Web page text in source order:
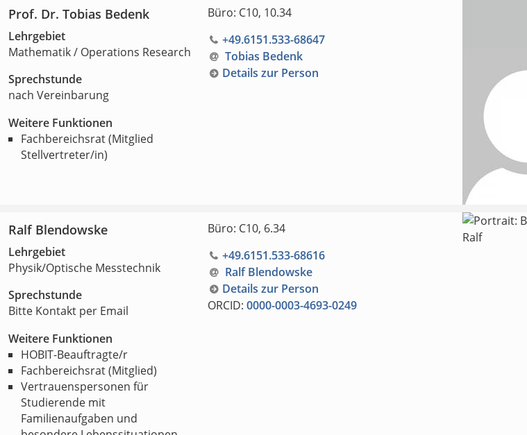
Prof. Dr. Tobias Bedenk
Lehrgebiet
Mathematik / Operations Research
Sprechstunde
nach Vereinbarung
Weitere Funktionen
Fachbereichsrat (Mitglied
Stellvertreter/in)
Büro: C10, 10.34
+49.6151.533-68647
Tobias Bedenk
Details zur Person
Ralf Blendowske
Lehrgebiet
Physik/Optische Messtechnik
Sprechstunde
Bitte Kontakt per Email
Weitere Funktionen
HOBIT-Beauftragte/r
Fachbereichsrat (Mitglied)
Vertrauenspersonen für
Studierende mit
Familienaufgaben und
Büro: C10, 6.34
+49.6151.533-68616
Ralf Blendowske
Details zur Person
ORCID: 0000-0003-4693-0249